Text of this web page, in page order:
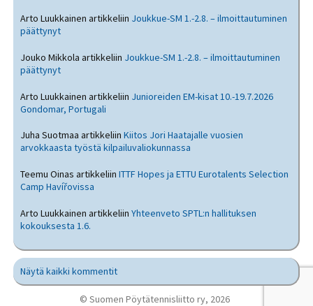
Arto Luukkainen artikkeliin Joukkue-SM 1.-2.8. – ilmoittautuminen
päättynyt
Jouko Mikkola artikkeliin Joukkue-SM 1.-2.8. – ilmoittautuminen
päättynyt
Arto Luukkainen artikkeliin Junioreiden EM-kisat 10.-19.7.2026
Gondomar, Portugali
Juha Suotmaa artikkeliinKiitos Jori Haatajalle vuosien
arvokkaasta työstä kilpailuvaliokunnassa
Teemu Oinas artikkeliinITTF Hopes ja ETTU Eurotalents Selection
Camp Havířovissa
Arto Luukkainen artikkeliinYhteenveto SPTL:n hallituksen
kokouksesta 1.6.
Näytä kaikki kommentit
© Suomen Pöytätennisliitto ry, 2026